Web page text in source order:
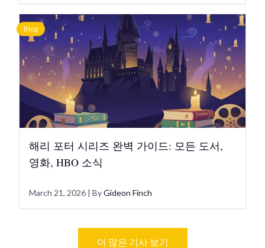
Blog
해리 포터 시리즈 완벽 가이드: 모든 도서,
영화, HBO 소식
March 21, 2026 | ByGideon Finch
더 많은 기사 보기